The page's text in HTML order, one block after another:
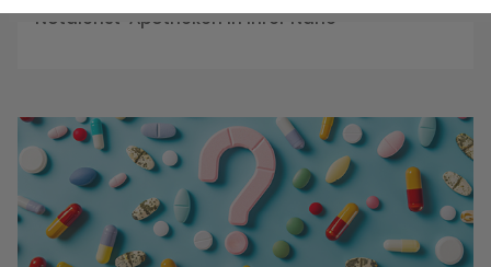
Notdienst-Apotheken in Ihrer Nähe